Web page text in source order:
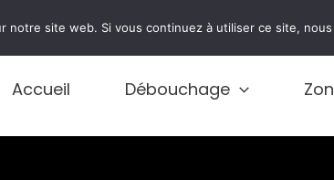
0474 77 77 01
Accueil Débouchage
notre site web. Si vous continuez à utiliser ce site,